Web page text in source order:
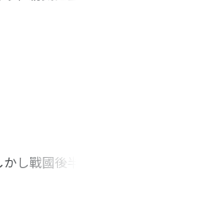
々の著作と作品
の三十余年にわ
し戰國後半期に
刀貨の代替貨幤